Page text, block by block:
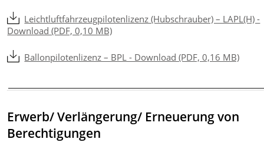
Leichtluftfahrzeugpilotenlizenz (Hubschrauber) – LAPL(H) -
Download (PDF, 0,10 MB)
Ballonpilotenlizenz – BPL - Download (PDF, 0,16 MB)
Erwerb/ Verlängerung/ Erneuerung von
Berechtigungen